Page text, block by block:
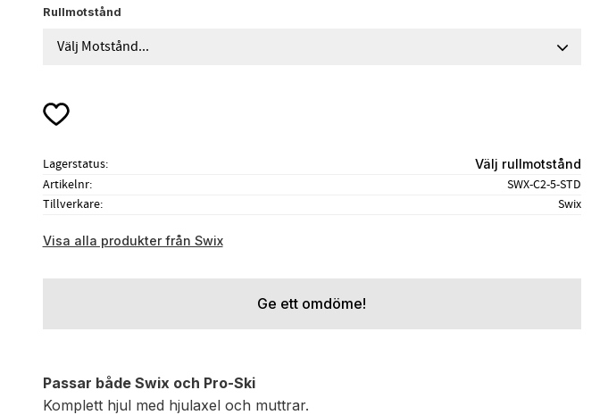
Rullmotstånd
Lägg till i favoriter
Lagerstatus Välj rullmotstånd
Artikelnr
SWX-C2-5-STD
Tillverkare
Swix
Visa alla produkter från Swix
Ge ett omdöme!
Passar både Swix och Pro-Ski
Komplett hjul med hjulaxel och muttrar.